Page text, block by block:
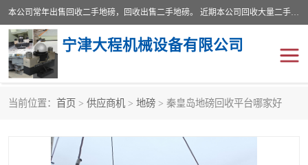
本公司常年出售回收二手地磅，回收出售二手地磅。 近期本公司回收大量二手地磅，型号齐全，宽度从2米到3.5米，长度5米到25米，承重吨位从10到200吨，成色7—9成新。 ? 使用年限6个月至2年，产品来源于个人闲置品，工矿企业停用品，因小换大而来。 精准度和新的一样， 二手地磅是内行人的选择，打个电话就省钱朋友您好等什么
宁津大程机械设备有限公司
当前位置： 首页 > 供应商机 > 地磅 > 秦皇岛地磅回收平台哪家好
地磅传感器 废纸打包机